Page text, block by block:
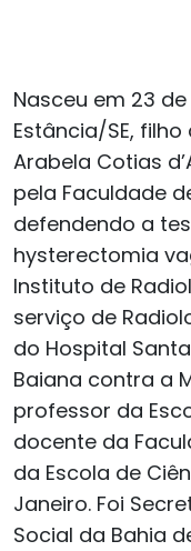
Nasceu em 23
Estância/SE,
Arabela Cotias
pela Faculdade
defendendo a
hysterectomia
Instituto de
serviço de
do Hospital
Baiana contra a
professor da
docente da
da Escola de
Janeiro. Foi
Social da Bahia